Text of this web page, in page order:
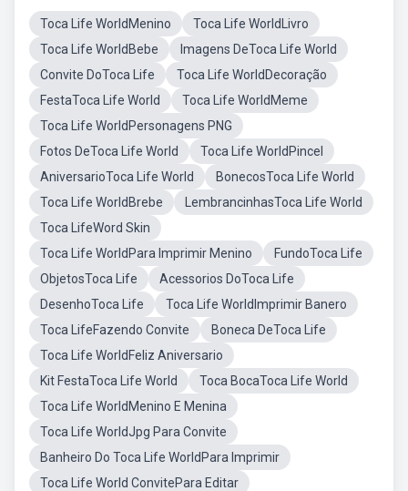
Toca Life WorldMenino
Toca Life WorldLivro
Toca Life WorldBebe
Imagens DeToca Life World
Convite DoToca Life
Toca Life WorldDecoração
FestaToca Life World
Toca Life WorldMeme
Toca Life WorldPersonagens PNG
Fotos DeToca Life World
Toca Life WorldPincel
AniversarioToca Life World
BonecosToca Life World
Toca Life WorldBrebe
LembrancinhasToca Life World
Toca LifeWord Skin
Toca Life WorldPara Imprimir Menino
FundoToca Life
ObjetosToca Life
Acessorios DoToca Life
DesenhoToca Life
Toca Life WorldImprimir Banero
Toca LifeFazendo Convite
Boneca DeToca Life
Toca Life WorldFeliz Aniversario
Kit FestaToca Life World
Toca BocaToca Life World
Toca Life WorldMenino E Menina
Toca Life WorldJpg Para Convite
Banheiro Do Toca Life WorldPara Imprimir
Toca Life World ConvitePara Editar